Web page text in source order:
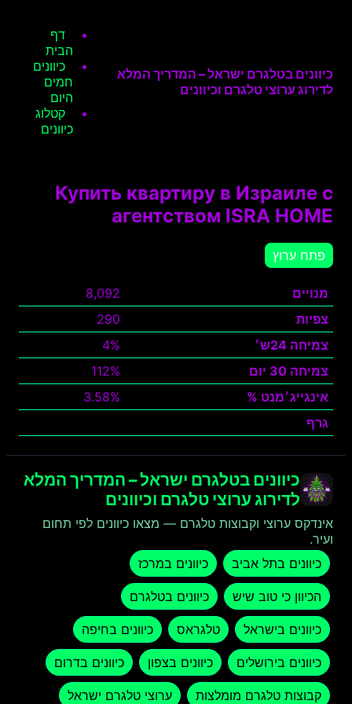
כיוונים בטלגרם ישראל – המדריך המלא
לדירוג ערוצי טלגרם וכיוונים
דף
הבית
כיוונים
חמים
היום
קטלוג
כיוונים
Купить квартиру в Израиле с
агентством ISRA HOME
פתח ערוץ
מנויים
8,092
צפיות
290
צמיחה 24ש׳
4%
צמיחה 30 יום
112%
אינגייג׳מנט %
3.58%
גרף
כיוונים בטלגרם ישראל – המדריך המלא
לדירוג ערוצי טלגרם וכיוונים
אינדקס ערוצי וקבוצות טלגרם — מצאו כיוונים לפי תחום
ועיר.
כיוונים בתל אביב
כיוונים במרכז
הכיוון כי טוב שיש כיוונים בטלגרם
כיוונים בישראל טלגראס כיוונים בחיפה
כיוונים בירושלים כיוונים בצפון כיוונים בדרום
קבוצות טלגרם מומלצות ערוצי טלגרם ישראל